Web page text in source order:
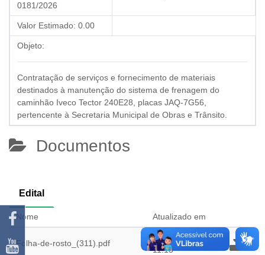
0181/2026
Valor Estimado: 0.00
Objeto:
Contratação de serviços e fornecimento de materiais
destinados à manutenção do sistema de frenagem do
caminhão Iveco Tector 240E28, placas JAQ-7G56,
pertencente à Secretaria Municipal de Obras e Trânsito.
Documentos
Edital
Nome Atualizado em
Folha-de-rosto_(311).pdf
23/05/2026
11:13